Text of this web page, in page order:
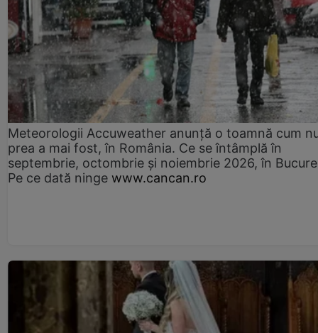
Meteorologii Accuweather anunță o toamnă cum
prea a mai fost, în România. Ce se întâmplă în
septembrie, octombrie și noiembrie 2026, în
Pe ce dată ninge www.cancan.ro